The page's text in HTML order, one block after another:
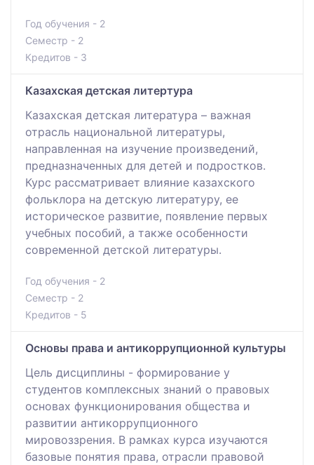
Год обучения - 2
Семестр - 2
Кредитов - 3
Казахская детская литертура
Казахская детская литература – важная
отрасль национальной литературы,
направленная на изучение произведений,
предназначенных для детей и подростков.
Курс рассматривает влияние казахского
фольклора на детскую литературу, ее
историческое развитие, появление первых
учебных пособий, а также особенности
современной детской литературы.
Год обучения - 2
Семестр - 2
Кредитов - 5
Основы права и антикоррупционной культуры
Цель дисциплины - формирование у
студентов комплексных знаний о правовых
основах функционирования общества и
развитии антикоррупционного
мировоззрения. В рамках курса изучаются
базовые понятия права, отрасли правовой